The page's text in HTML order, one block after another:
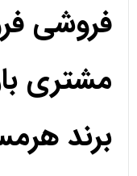
فروشی فروشگاه دوس 3 نخ
مشتری
برند